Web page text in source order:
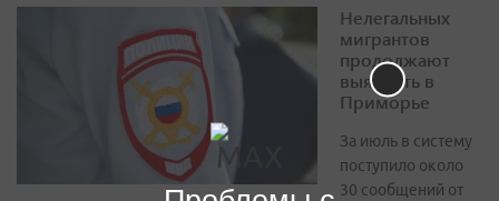
Нелегальных
мигрантов
продолжают
выявлять в
Приморье
За июль в систему
поступило около
30 сообщений от